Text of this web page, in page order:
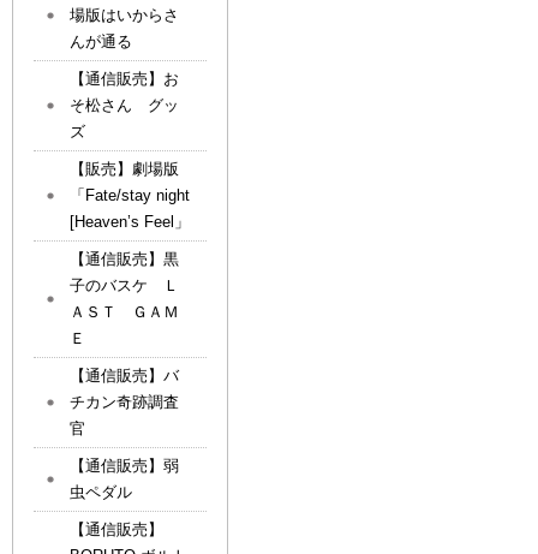
場版はいからさ
んが通る
【通信販売】お
そ松さん グッ
ズ
【販売】劇場版
「Fate/stay night
[Heaven’s Feel」
【通信販売】黒
子のバスケ Ｌ
ＡＳＴ ＧＡＭ
Ｅ
【通信販売】バ
チカン奇跡調査
官
【通信販売】弱
虫ペダル
【通信販売】